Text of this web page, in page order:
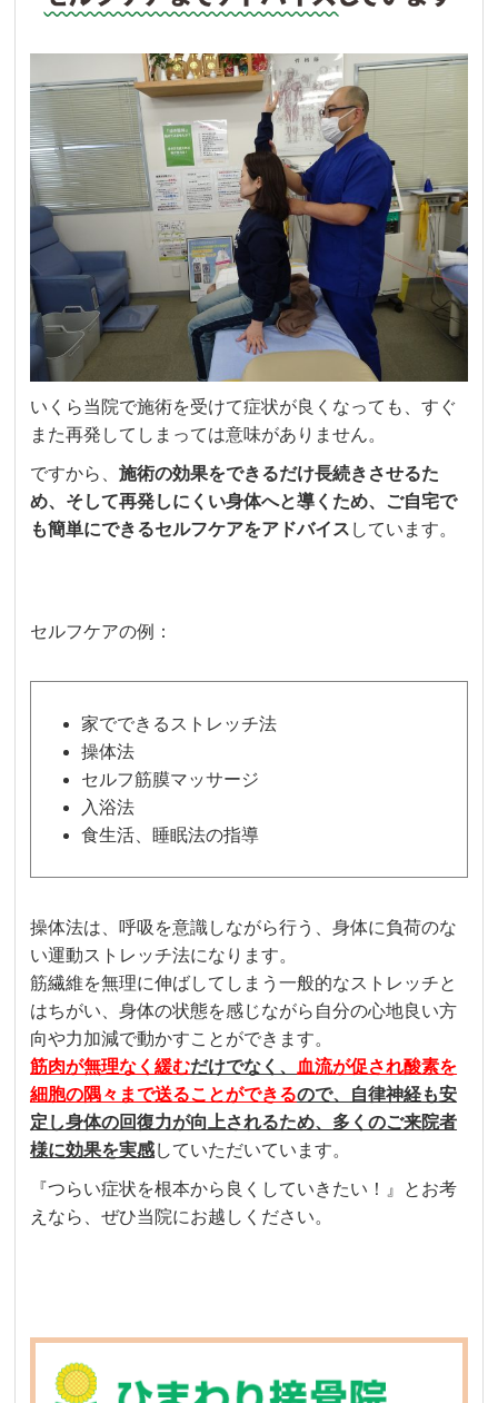
いくら当院で施術を受けて症状が良くなっても、すぐ
また再発してしまっては意味がありません。
ですから、施術の効果をできるだけ長続きさせるた
め、そして再発しにくい身体へと導くため、ご自宅で
も簡単にできるセルフケアをアドバイス しています。
セルフケアの例：
家でできるストレッチ法
操体法
セルフ筋膜マッサージ
入浴法
食生活、睡眠法の指導
操体法は、呼吸を意識しながら行う、身体に負荷のな
い運動ストレッチ法になります。
筋繊維を無理に伸ばしてしまう一般的なストレッチと
はちがい、身体の状態を感じながら自分の心地良い方
向や力加減で動かすことができます。
筋肉が無理なく緩むだけでなく、
血流が促され酸素を
細胞の隅々まで送ることができるので、自律神経も安
定し身体の回復力が向上されるため、多くのご来院者
様に効果を実感していただいています。
『つらい症状を根本から良くしていきたい！』とお考
えなら、ぜひ当院にお越しください。